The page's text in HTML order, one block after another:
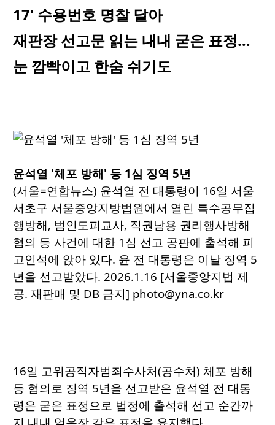
17' 수용번호 명찰 달아
재판장 선고문 읽는 내내 굳은 표정…
눈 깜빡이고 한숨 쉬기도
윤석열 '체포 방해' 등 1심 징역 5년
(서울=연합뉴스) 윤석열 전 대통령이 16일 서울
서초구 서울중앙지방법원에서 열린 특수공무집
행방해, 범인도피교사, 직권남용 권리행사방해
혐의 등 사건에 대한 1심 선고 공판에 출석해 피
고인석에 앉아 있다. 윤 전 대통령은 이날 징역 5
년을 선고받았다. 2026.1.16 [서울중앙지법 제
공. 재판매 및 DB 금지] photo@yna.co.kr
16일 고위공직자범죄수사처(공수처) 체포 방해
등 혐의로 징역 5년을 선고받은 윤석열 전 대통
령은 굳은 표정으로 법정에 출석해 선고 순간까